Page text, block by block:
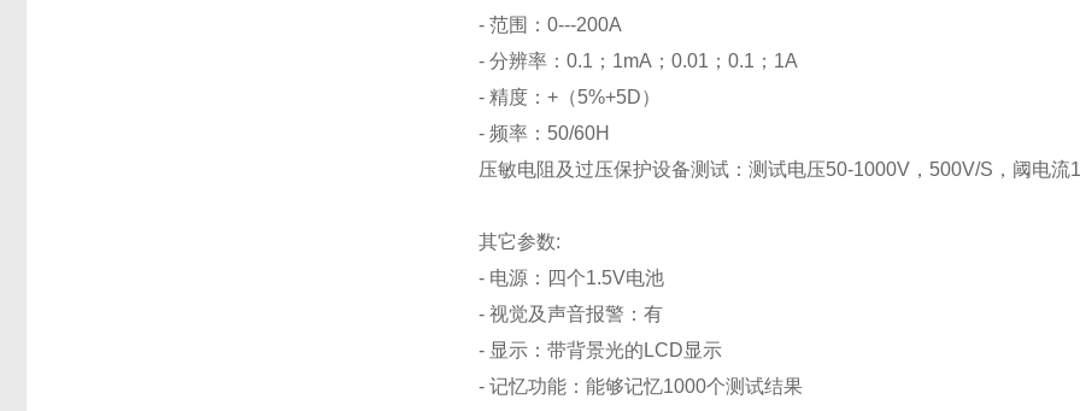
- 范围：0---200A
- 分辨率：0.1；1mA；0.01；0.1；1A
- 精度：+（5%+5D）
- 频率：50/60H
压敏电阻及过压保护设备测试：测试电压50-1000V，500V/S，阈电流
其它参数:
- 电源：四个1.5V电池
- 视觉及声音报警：有
- 显示：带背景光的LCD显示
- 记忆功能：能够记忆1000个测试结果